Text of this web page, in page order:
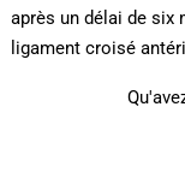
après un délai de six
ligament croisé